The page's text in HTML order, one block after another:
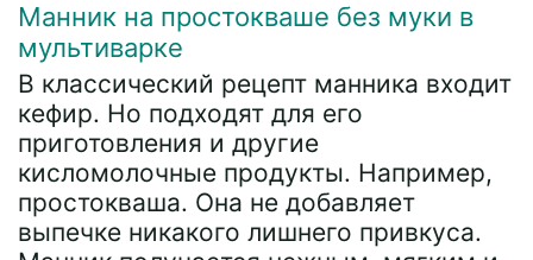
Манник на простокваше без муки в
мультиварке
В классический рецепт манника входит
кефир. Но подходят для его
приготовления и другие
кисломолочные продукты. Например,
простокваша. Она не добавляет
выпечке никакого лишнего привкуса.